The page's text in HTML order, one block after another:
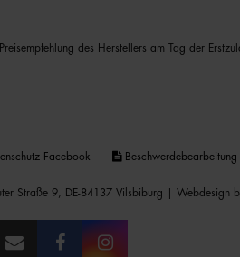
des Herstellers am Tag der
Facebook Beschwerdebearbeitung
Straße 9, DE-84137 Vilsbiburg | Webdesign